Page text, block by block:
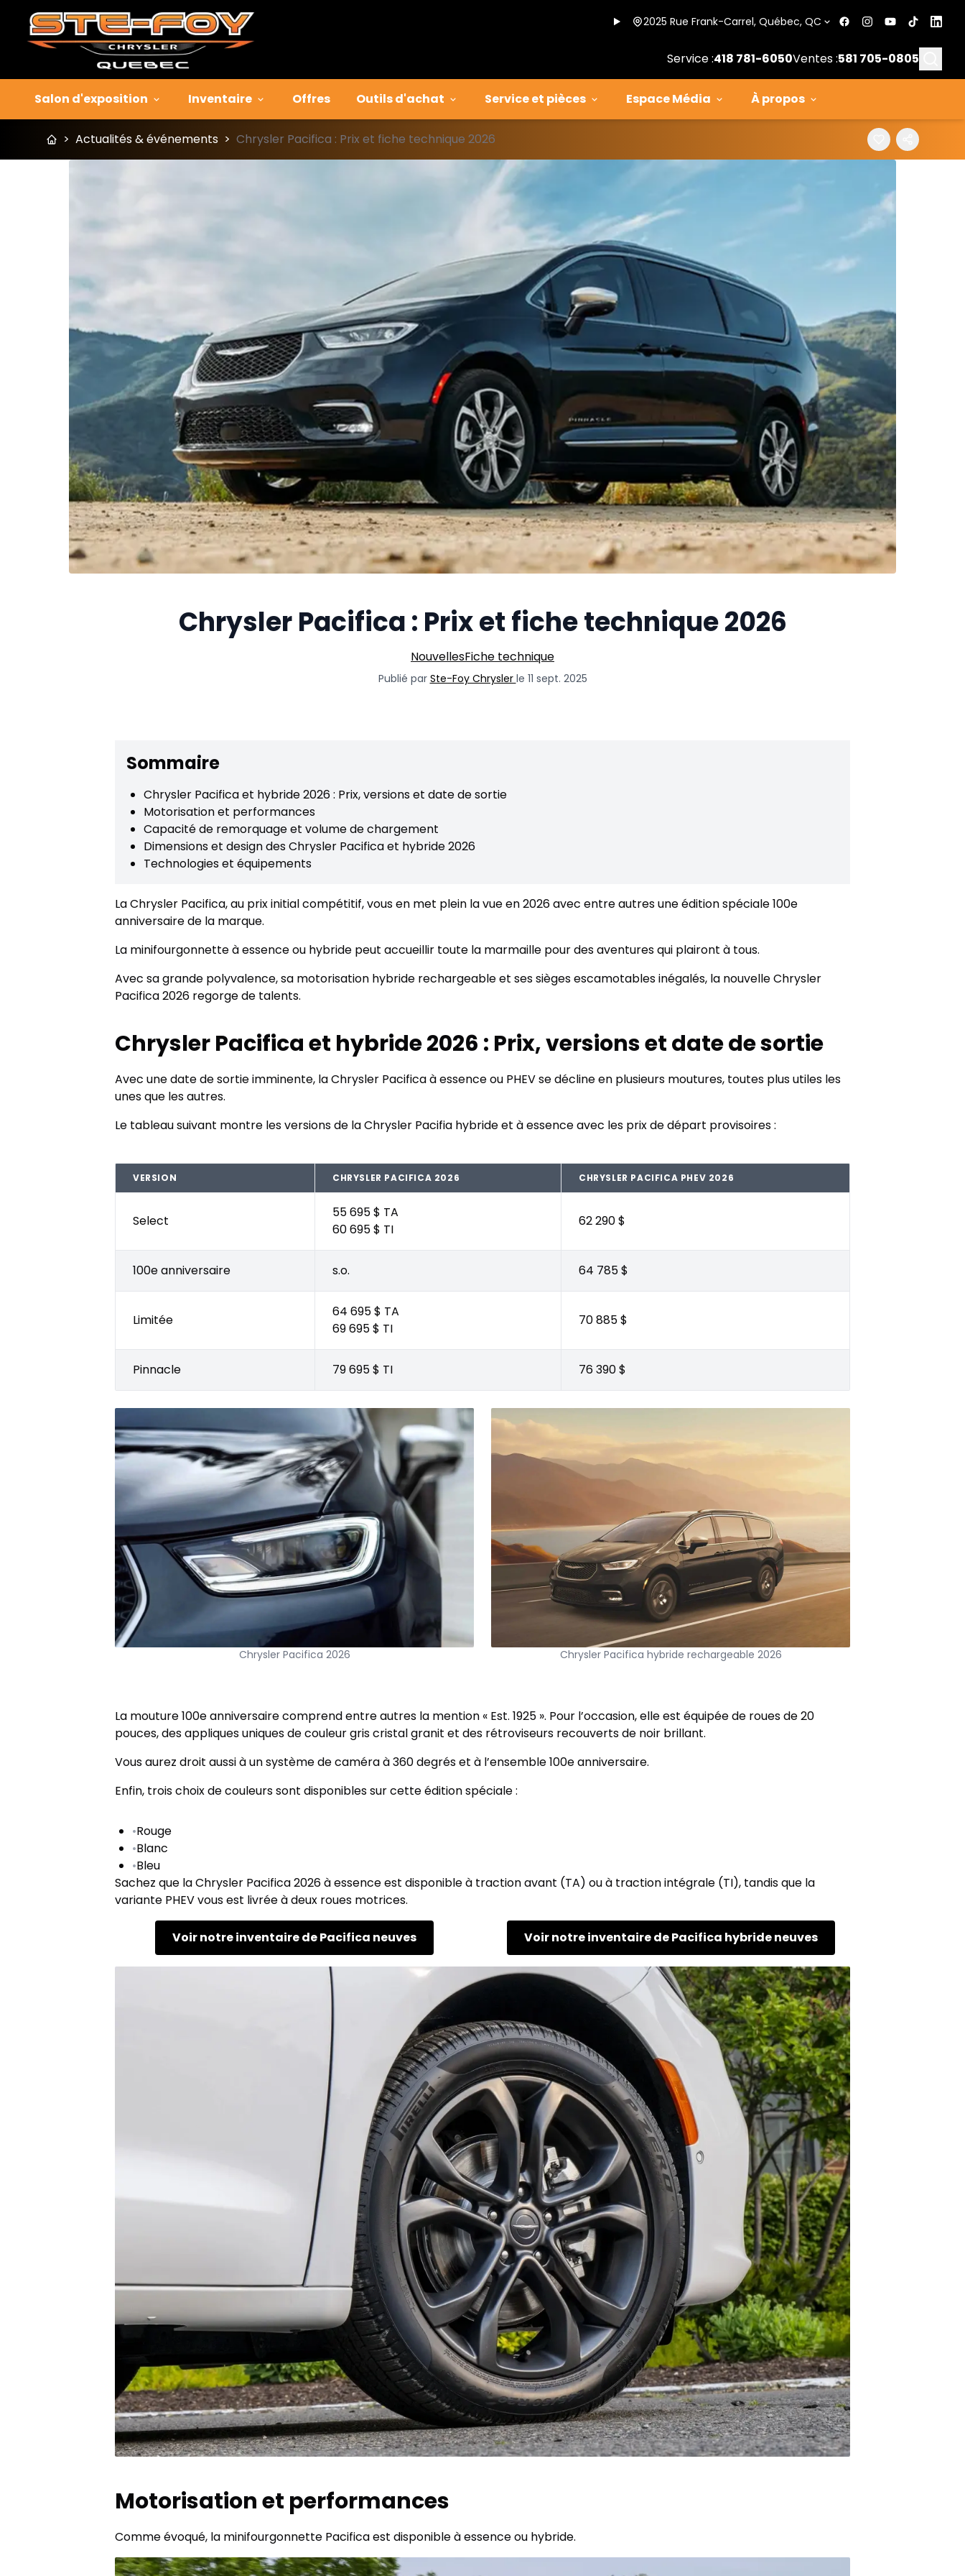
2025 Rue Frank-Carrel, Québec, QC
Service :418 781-6050Ventes :581 705-0805
Salon d'exposition Inventaire Offres Outils d'achat Service et pièces Espace Média À propos
> Actualités & événements > Chrysler Pacifica : Prix et fiche technique 2026
Chrysler Pacifica : Prix et fiche technique 2026
NouvellesFiche technique
Publié par Ste-Foy Chrysler le 11 sept. 2025
Sommaire
Chrysler Pacifica et hybride 2026 : Prix, versions et date de sortie
Motorisation et performances
Capacité de remorquage et volume de chargement
Dimensions et design des Chrysler Pacifica et hybride 2026
Technologies et équipements
La Chrysler Pacifica, au prix initial compétitif, vous en met plein la vue en 2026 avec entre autres une édition spéciale 100e
anniversaire de la marque.
La minifourgonnette à essence ou hybride peut accueillir toute la marmaille pour des aventures qui plairont à tous.
Avec sa grande polyvalence, sa motorisation hybride rechargeable et ses sièges escamotables inégalés, la nouvelle Chrysler
Pacifica 2026 regorge de talents.
Chrysler Pacifica et hybride 2026 : Prix, versions et date de sortie
Avec une date de sortie imminente, la Chrysler Pacifica à essence ou PHEV se décline en plusieurs moutures, toutes plus utiles les
unes que les autres.
Le tableau suivant montre les versions de la Chrysler Pacifia hybride et à essence avec les prix de départ provisoires :
VERSION CHRYSLER PACIFICA 2026 CHRYSLER PACIFICA PHEV 2026
Select
55 695 $ TA
60 695 $ TI
62 290 $
100e anniversaire s.o. 64 785 $
Limitée
64 695 $ TA
69 695 $ TI
70 885 $
Pinnacle 79 695 $ TI 76 390 $
Chrysler Pacifica 2026 Chrysler Pacifica hybride rechargeable 2026
La mouture 100e anniversaire comprend entre autres la mention « Est. 1925 ». Pour l’occasion, elle est équipée de roues de 20
pouces, des appliques uniques de couleur gris cristal granit et des rétroviseurs recouverts de noir brillant.
Vous aurez droit aussi à un système de caméra à 360 degrés et à l’ensemble 100e anniversaire.
Enfin, trois choix de couleurs sont disponibles sur cette édition spéciale :
•Rouge
•Blanc
•Bleu
Sachez que la Chrysler Pacifica 2026 à essence est disponible à traction avant (TA) ou à traction intégrale (TI), tandis que la
variante PHEV vous est livrée à deux roues motrices.
Voir notre inventaire de Pacifica neuves Voir notre inventaire de Pacifica hybride neuves
Motorisation et performances
Comme évoqué, la minifourgonnette Pacifica est disponible à essence ou hybride.